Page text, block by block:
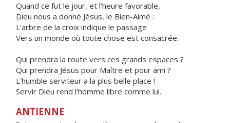
Quand ce fut le jour, et l'heure favorable,
Dieu nous a donné Jésus, le Bien-Aimé :
L'arbre de la croix indique le passage
Vers un monde où toute chose est consacrée.
Qui prendra la route vers ces grands espaces ?
Qui prendra Jésus pour Maître et pour ami ?
L'humble serviteur a la plus belle place !
Servir Dieu rend l'homme libre comme lui.
ANTIENNE